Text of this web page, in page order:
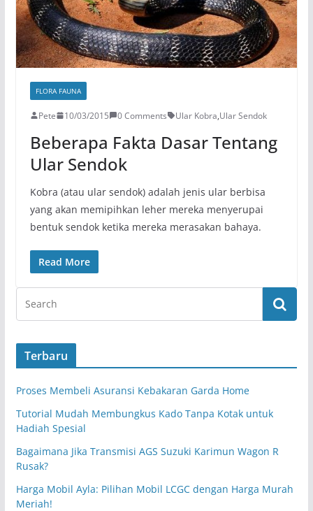
FLORA FAUNA
Pete 10/03/2015 0 Comments Ular Kobra,Ular Sendok
Beberapa Fakta Dasar Tentang
Ular Sendok
Kobra (atau ular sendok) adalah jenis ular berbisa
yang akan memipihkan leher mereka menyerupai
bentuk sendok ketika mereka merasakan bahaya.
Read More
Terbaru
Proses Membeli Asuransi Kebakaran Garda Home
Tutorial Mudah Membungkus Kado Tanpa Kotak untuk
Hadiah Spesial
Bagaimana Jika Transmisi AGS Suzuki Karimun Wagon R
Rusak?
Harga Mobil Ayla: Pilihan Mobil LCGC dengan Harga Murah
Meriah!